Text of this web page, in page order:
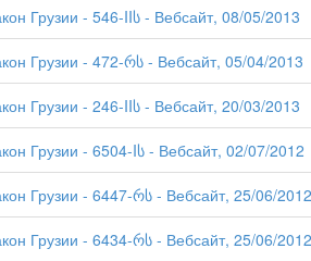
Грузии - 546-IIს - Вебсайт, 08/05/2013
Грузии - 472-რს - Вебсайт, 05/04/2013
Грузии - 246-IIს - Вебсайт, 20/03/2013
Грузии - 6504-Iს - Вебсайт, 02/07/2012
Грузии - 6447-რს - Вебсайт, 25/06/2012
Грузии - 6434-რს - Вебсайт, 25/06/2012